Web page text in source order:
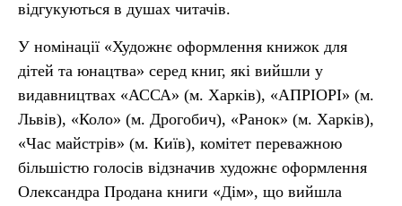
відгукуються в душах читачів.
У номінації «Художнє оформлення книжок для
дітей та юнацтва» серед книг, які вийшли у
видавництвах «АССА» (м. Харків), «АПРІОРІ» (м.
Львів), «Коло» (м. Дрогобич), «Ранок» (м. Харків),
«Час майстрів» (м. Київ), комітет переважною
більшістю голосів відзначив художнє оформлення
Олександра Продана книги «Дім», що вийшла